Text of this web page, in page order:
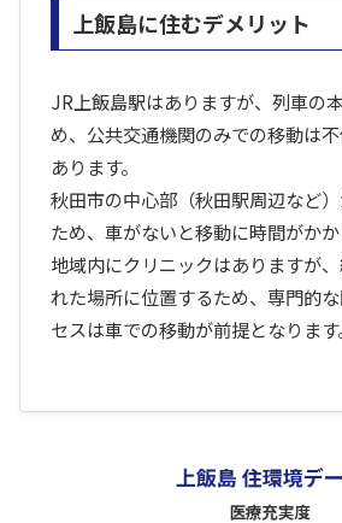
上飯島に住むデメリット
JR上飯島駅はありますが、列車の
め、公共交通機関のみでの移動は
あります。
秋田市の中心部（秋田駅周辺など
ため、車がないと移動に時間がかか
地域内にクリニックはありますが
れた場所に位置するため、専門的
セスは車での移動が前提となります